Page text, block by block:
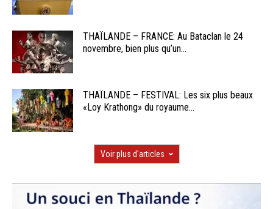
THAÏLANDE – FRANCE: Au Bataclan le 24
novembre, bien plus qu’un...
THAÏLANDE – FESTIVAL: Les six plus beaux
«Loy Krathong» du royaume...
Voir plus d'articles